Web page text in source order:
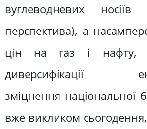
вуглеводневих
перспектива), а
цін на газ і нафту,
диверсифікації
зміцнення національної
вже викликом